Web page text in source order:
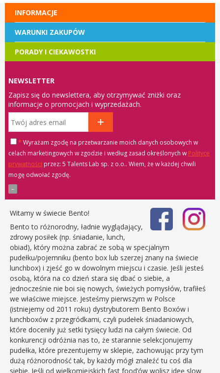
INFORMACJE
WARUNKI ZAKUPÓW
PORADY I CIEKAWOSTKI
NEWSLETTER
Zapisz się do newslettera, aby otrzymywać zniżki oraz
informacje o promocjach i wyprzedażach.
* Wyrażam zgodę na przetwarzanie moich danych osobowych w
celach marketingowych w zgodzie i według zasad określonych w Polityce
prywatności
przez: 5 Talents Lab sp. z o.o.. Wiem, że w każdej chwili
mogę odwołać zgodę.
Witamy w świecie Bento!
Bento to różnorodny, ładnie wyglądający,
zdrowy posiłek (np. śniadanie, lunch,
obiad), który można zabrać ze sobą w specjalnym
pudełku/pojemniku (bento box lub szerzej znany na świecie
lunchbox) i zjeść go w dowolnym miejscu i czasie. Jeśli jesteś
osobą, która na co dzień stara się dbać o siebie, a
jednocześnie nie boi się nowych, świeżych pomysłów, trafiłeś
we właściwe miejsce. Jesteśmy pierwszym w Polsce
(istniejemy od 2011 roku) dystrybutorem Bento Boxów i
lunchboxów z przegródkami, czyli pudełek śniadaniowych,
które doceniły już setki tysięcy ludzi na całym świecie. Od
konkurencji odróżnia nas to, że starannie selekcjonujemy
pudełka, które prezentujemy w sklepie, zachowując przy tym
dużą różnorodność tak, by każdy mógł znaleźć tu coś dla
siebie. Jeśli od wielkomiejskich fast food’ów wolisz ideę slow